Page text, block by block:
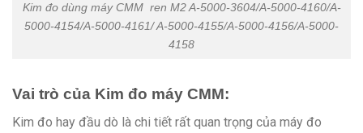
Kim đo dùng máy CMM ren M2 A-5000-3604/A-5000-4160/A-
5000-4154/A-5000-4161/ A-5000-4155/A-5000-4156/A-5000-
4158
Vai trò của Kim đo máy CMM:
Kim đo hay đầu dò là chi tiết rất quan trọng của máy đo